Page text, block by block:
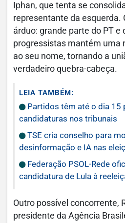
Iphan, que tenta se
representante da esquerda.
árduo: grande parte do PT e
progressistas mantém uma
ao seu nome, tornando a
verdadeiro quebra-cabeça.
LEIA TAMBÉM:
Partidos têm até o dia 15
candidaturas nos tribunais
TSE cria conselho para
desinformação e IA nas
Federação PSOL-Rede
candidatura de Lula à
Outro possível concorrente,
presidente da Agência